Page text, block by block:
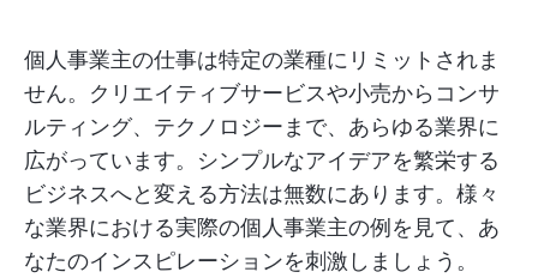
個人事業主の仕事は特定の業種にリミットされま
せん。クリエイティブサービスや小売からコンサ
ルティング、テクノロジーまで、あらゆる業界に
広がっています。シンプルなアイデアを繁栄する
ビジネスへと変える方法は無数にあります。様々
な業界における実際の個人事業主の例を見て、あ
なたのインスピレーションを刺激しましょう。